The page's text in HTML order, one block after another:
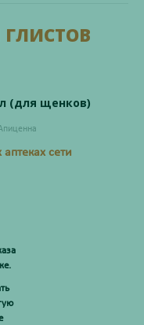
(для щенков)
аптеках сети